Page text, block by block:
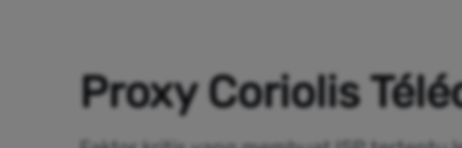
Proxy Coriolis